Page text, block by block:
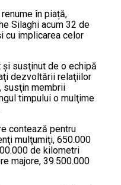
în piață,
Silaghi acum 32 de
cu implicarea celor
şi susţinut de o echipă
dezvoltării relaţiilor
susţin membrii
timpului o mulţime
contează pentru
mulţumiţi, 650.000
de kilometri
majore, 39.500.000